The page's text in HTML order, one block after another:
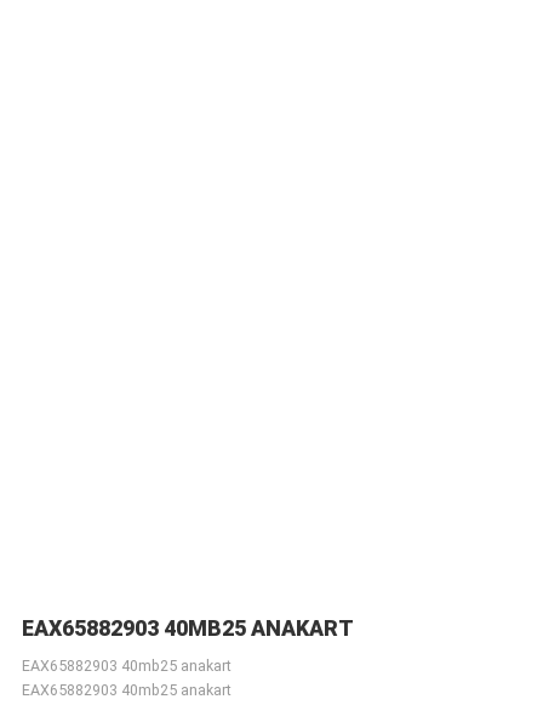
EAX65882903 40MB25 ANAKART
EAX65882903 40mb25 anakart
EAX65882903 40mb25 anakart